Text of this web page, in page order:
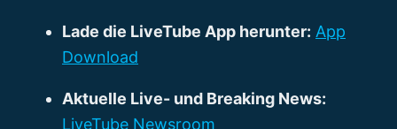
Lade die LiveTube App herunter: App
Download
Aktuelle Live- und Breaking News:
LiveTube Newsroom